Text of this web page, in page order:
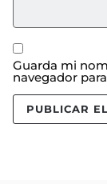
Guarda mi
navegador